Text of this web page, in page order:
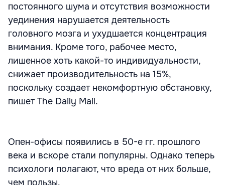
постоянного шума и отсутствия возможности
уединения нарушается деятельность
головного мозга и ухудшается концентрация
внимания. Кроме того, рабочее место,
лишенное хоть какой-то индивидуальности,
снижает производительность на 15%,
поскольку создает некомфортную обстановку,
пишет The Daily Mail.
Опен-офисы появились в 50-е гг. прошлого
века и вскоре стали популярны. Однако теперь
психологи полагают, что вреда от них больше,
чем пользы.